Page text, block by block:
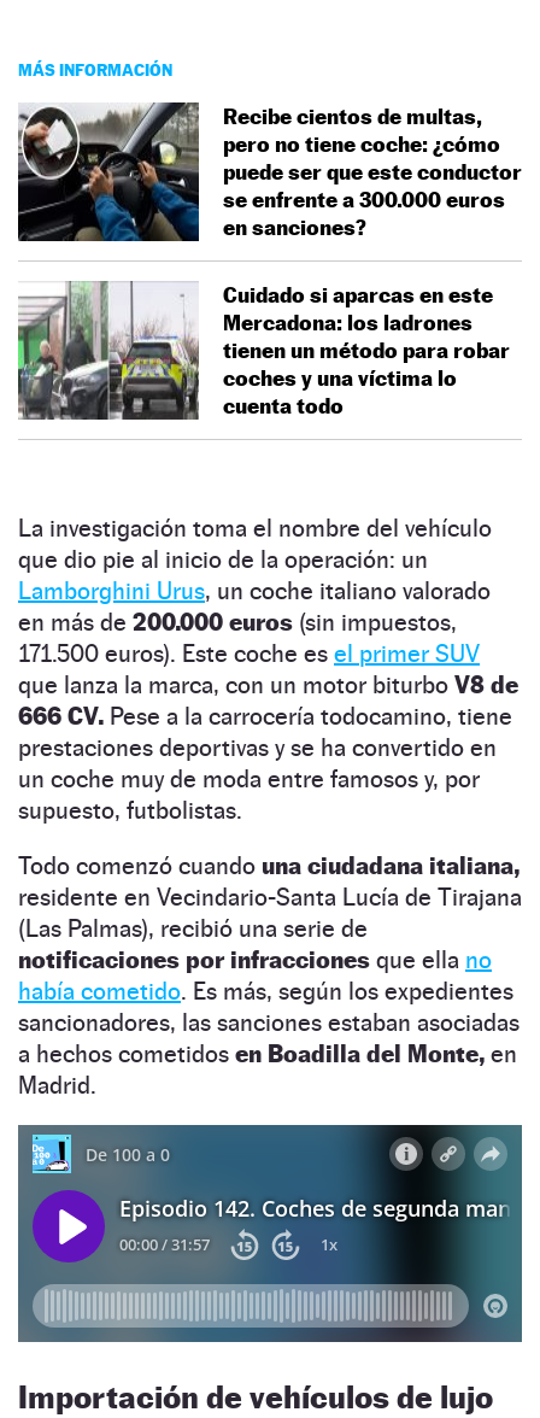
MÁS INFORMACIÓN
Recibe cientos de multas,
pero no tiene coche: ¿cómo
puede ser que este conductor
se enfrente a 300.000 euros
en sanciones?
Cuidado si aparcas en este
Mercadona: los ladrones
tienen un método para robar
coches y una víctima lo
cuenta todo
La investigación toma el nombre del vehículo
que dio pie al inicio de la operación: un
Lamborghini Urus, un coche italiano valorado
en más de 200.000 euros (sin impuestos,
171.500 euros). Este coche es el primer SUV
que lanza la marca, con un motor biturbo V8 de
666 CV. Pese a la carrocería todocamino, tiene
prestaciones deportivas y se ha convertido en
un coche muy de moda entre famosos y, por
supuesto, futbolistas.
Todo comenzó cuando una ciudadana italiana,
residente en Vecindario-Santa Lucía de Tirajana
(Las Palmas), recibió una serie de
notificaciones por infracciones que ella no
había cometido. Es más, según los expedientes
sancionadores, las sanciones estaban asociadas
a hechos cometidos en Boadilla del Monte, en
Madrid.
Importación de vehículos de lujo